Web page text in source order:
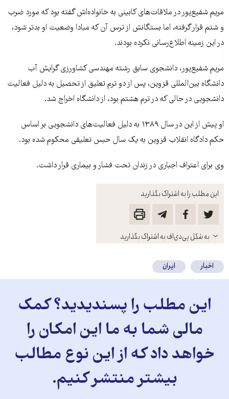
این مطلب را به اشتراک بگذارید
باز
کنید
به شکل پی‌دی‌اف به اشتراک بگذارید
مریم شفیع‌پور در ملاقات‌های کابینی به خانواده‌اش گفته بود که مورد ضرب
و شتم قرار گرفته، اما بستگانش از ترس آن که مبادا وضعیت او بدتر شود،
در این زمینه اطلاع‌رسانی نکرده بودند.
مریم شفیع‌پور، دانشجوی سابق رشته مهندسی کشاورزی گرایش آب
دانشگاه بین‌المللی قزوین، پس از دو ترم تعلیق از تحصیل به دلیل فعالیت
دانشجویی در حالی که در ترم هشتم بود، از دانشگاه اخراج شد.
او پیش از این در سال ۱۳۸۹ به دلیل فعالیت‌های دانشجویی بر اساس
حکم دادگاه انقلاب قزوین به یک سال حبس تعلیقی محکوم شده بود.
وی برای اعتراف اجباری در زندان تحت فشار و بيماری قرار داشت.
اخبار ایران
این مطلب را پسندیدید؟ کمک
مالی شما به ما این امکان را
خواهد داد که از این نوع مطالب
بیشتر منتشر کنیم.